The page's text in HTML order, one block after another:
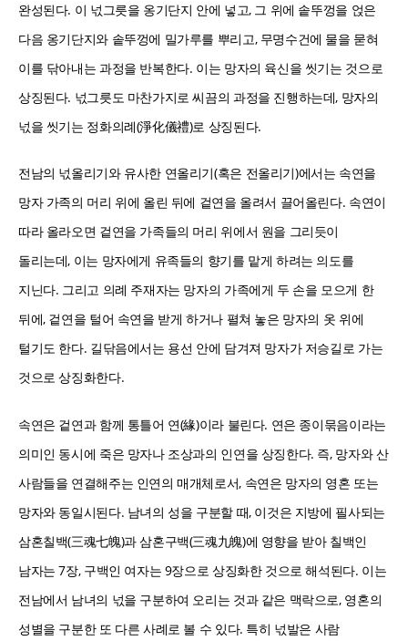
완성된다. 이 넋그릇을 옹기단지 안에 넣고, 그 위에 솥뚜껑을 얹은
다음 옹기단지와 솥뚜껑에 밀가루를 뿌리고, 무명수건에 물을 묻혀
이를 닦아내는 과정을 반복한다. 이는 망자의 육신을 씻기는 것으로
상징된다. 넋그릇도 마찬가지로 씨끔의 과정을 진행하는데, 망자의
넋을 씻기는 정화의례(淨化儀禮)로 상징된다.
전남의 넋올리기와 유사한 연올리기(혹은 전올리기)에서는 속연을
망자 가족의 머리 위에 올린 뒤에 겉연을 올려서 끌어올린다. 속연이
따라 올라오면 겉연을 가족들의 머리 위에서 원을 그리듯이
돌리는데, 이는 망자에게 유족들의 향기를 맡게 하려는 의도를
지닌다. 그리고 의례 주재자는 망자의 가족에게 두 손을 모으게 한
뒤에, 겉연을 털어 속연을 받게 하거나 펼쳐 놓은 망자의 옷 위에
털기도 한다. 길닦음에서는 용선 안에 담겨져 망자가 저승길로 가는
것으로 상징화한다.
속연은 겉연과 함께 통틀어 연(緣)이라 불린다. 연은 종이묶음이라는
의미인 동시에 죽은 망자나 조상과의 인연을 상징한다. 즉, 망자와 산
사람들을 연결해주는 인연의 매개체로서, 속연은 망자의 영혼 또는
망자와 동일시된다. 남녀의 성을 구분할 때, 이것은 지방에 필사되는
삼혼칠백(三魂七魄)과 삼혼구백(三魂九魄)에 영향을 받아 칠백인
남자는 7장, 구백인 여자는 9장으로 상징화한 것으로 해석된다. 이는
전남에서 남녀의 넋을 구분하여 오리는 것과 같은 맥락으로, 영혼의
성별을 구분한 또 다른 사례로 볼 수 있다. 특히 넋발은 사람